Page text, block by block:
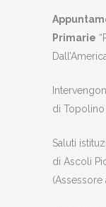
Primarie
di Topolino
Saluti
di Ascoli
(Assessore